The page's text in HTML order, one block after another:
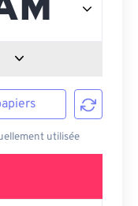
utilisée